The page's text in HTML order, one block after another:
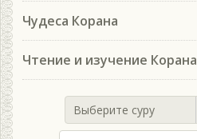
Чудеса Корана
Чтение и изучение Корана
Выберите суру